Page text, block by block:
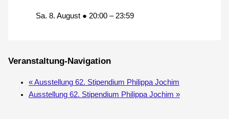
Sa. 8. August ● 20:00 – 23:59
Veranstaltung-Navigation
«Ausstellung 62. Stipendium Philippa Jochim
Ausstellung 62. Stipendium Philippa Jochim »